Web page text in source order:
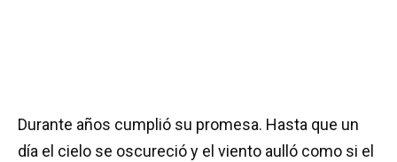
Durante años cumplió su promesa. Hasta que un
día el cielo se oscureció y el viento aulló como si el